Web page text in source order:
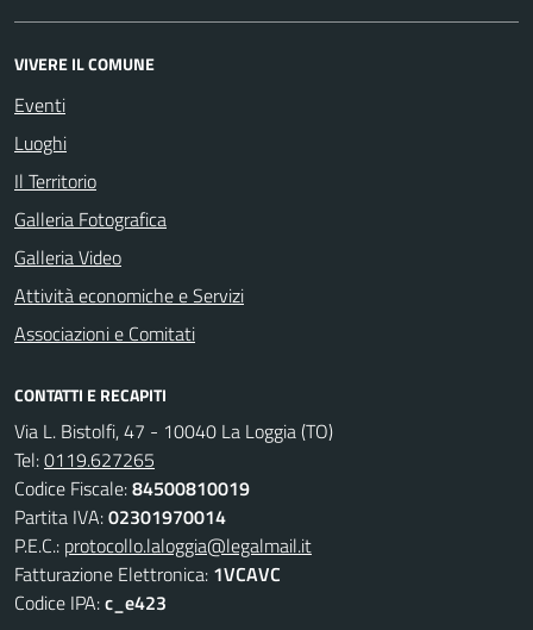
VIVERE IL COMUNE
Eventi
Luoghi
Il Territorio
Galleria Fotografica
Galleria Video
Attività economiche e Servizi
Associazioni e Comitati
CONTATTI E RECAPITI
Via L. Bistolfi, 47 - 10040 La Loggia (TO)
Tel:0119.627265
Codice Fiscale:84500810019
Partita IVA:02301970014
P.E.C.: protocollo.laloggia@legalmail.it
Fatturazione Elettronica: 1VCAVC
Codice IPA:c_e423